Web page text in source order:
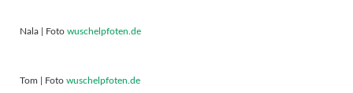
Nala | Foto wuschelpfoten.de
Tom | Foto wuschelpfoten.de